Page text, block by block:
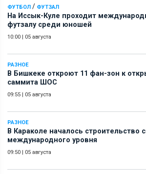
ФУТБОЛ / ФУТЗАЛ
На Иссык-Куле проходит
футзалу среди юношей
10:00 | 05 августа
РАЗНОЕ
В Бишкеке откроют 11 фан-зон к
саммита ШОС
09:55 | 05 августа
РАЗНОЕ
В Караколе началось строительство
международного уровня
09:50 | 05 августа